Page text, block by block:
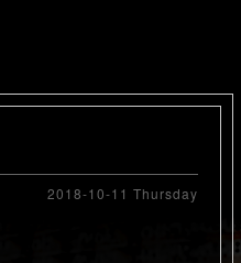
2018-10-11 Thursday